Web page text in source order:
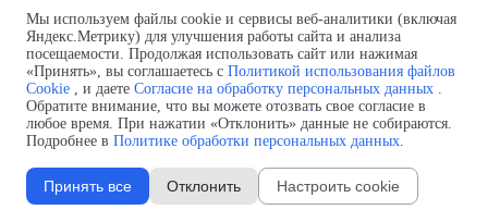
ESQ ВА99-40B 3F M2C2S2 M
2500A
ESQ ВА99-40A 3F M2C2S2 М
800A
ESQ ВА99-40A 3F M2C2S2 М
630A
ESQ ВА99-40A 3F M2C2S2 М
ESQ ВА99-40A 3F M2C2S2 М
1600A
Мы используем файлы cookie и сервисы веб-аналитики (включая
Яндекс.Метрику) для улучшения работы сайта и анализа
посещаемости. Продолжая использовать сайт или нажимая
«Принять», вы соглашаетесь с Политикой использования файлов
Cookie , и даете Согласие на обработку персональных данных .
Обратите внимание, что вы можете отозвать свое согласие в
любое время. При нажатии «Отклонить» данные не собираются.
Подробнее в Политике обработки персональных данных.
Принять все Отклонить Настроить cookie